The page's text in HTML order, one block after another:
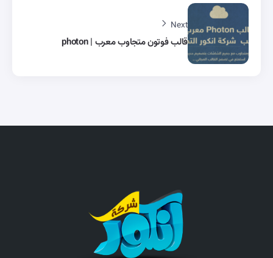
Next
قالب فوتون متجاوب معرب | photon